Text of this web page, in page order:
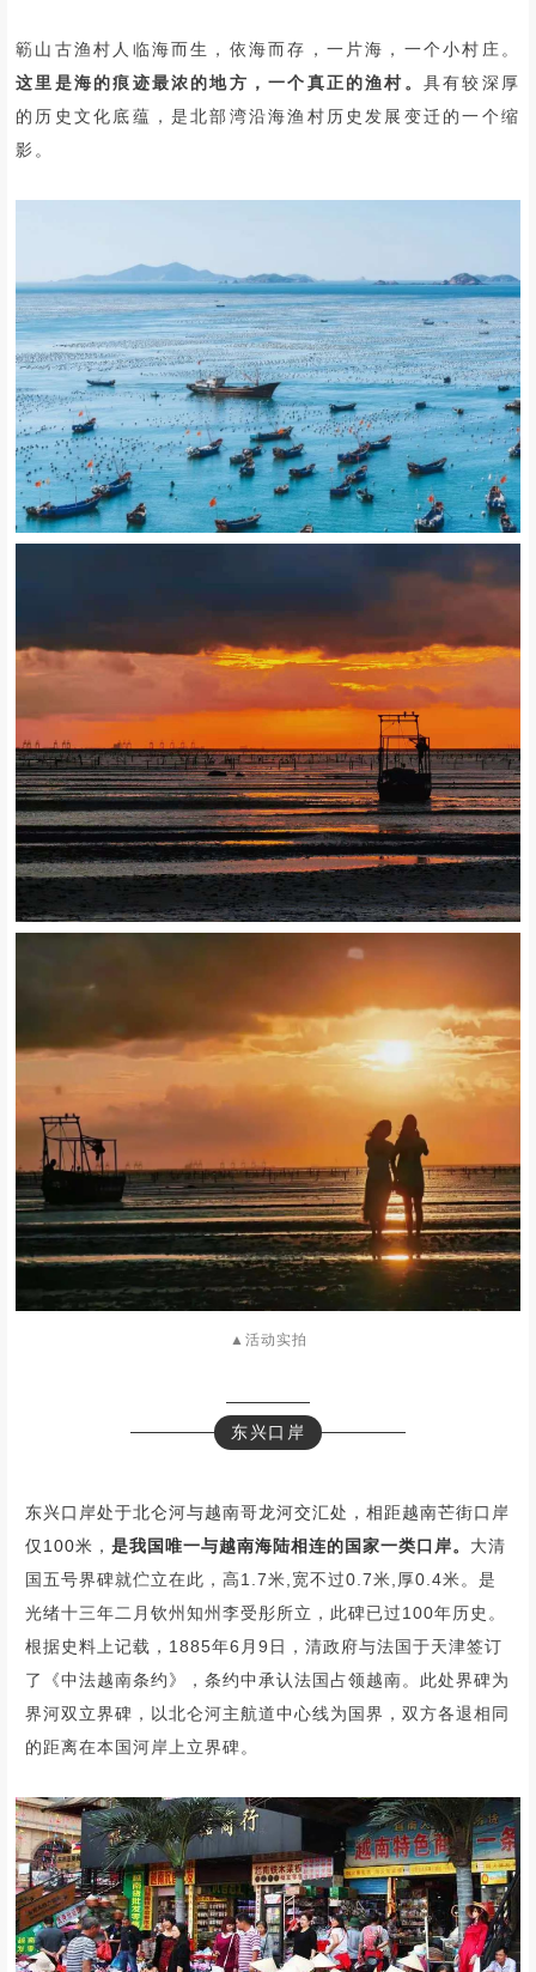
簕山古渔村人临海而生，依海而存，一片海，一个小村庄。
这里是海的痕迹最浓的地方，一个真正的渔村。 具有较深厚
的历史文化底蕴，是北部湾沿海渔村历史发展变迁的一个缩
影。
▲活动实拍
唱
节
节
唱
哈
东兴口岸
东兴口岸处于北仑河与越南哥龙河交汇处，相距越南芒街口岸
仅100米，是我国唯一与越南海陆相连的国家一类口岸。 大清
国五号界碑就伫立在此，高1.7米,宽不过0.7米,厚0.4米。是
光绪十三年二月钦州知州李受彤所立，此碑已过100年历史。
根据史料上记载，1885年6月9日，清政府与法国于天津签订
了《中法越南条约》，条约中承认法国占领越南。此处界碑为
界河双立界碑，以北仑河主航道中心线为国界，双方各退相同
的距离在本国河岸上立界碑。